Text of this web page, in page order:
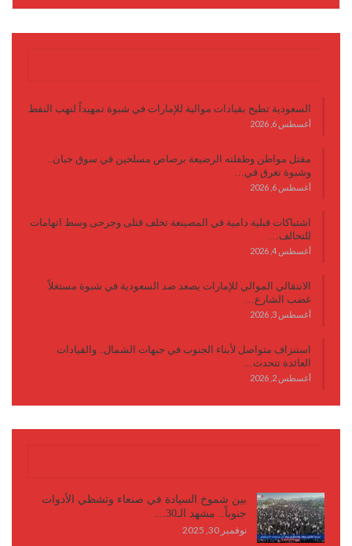
السعودية تطيح بقيادات موالية للإمارات في شبوة تمهيداً لنهب النفط
أغسطس 6, 2026
مقتل مواطن وطفلته الرضيعة برصاص مسلحين في سوق حبان..
وشبوة تغرق في…
أغسطس 6, 2026
اشتباكات قبلية دامية في المصينعة تخلف قتلى وجرحى وسط اتهامات
للتحالف…
أغسطس 4, 2026
الانتقالي الموالي للإمارات يصعد ضد السعودية في شبوة مستغلاً
غضب الشارع…
أغسطس 3, 2026
استنزاف متواصل لأبناء الجنوب في جبهات الشمال.. والقيادات
العائدة تتحدث…
أغسطس 2, 2026
بين شموخ السيادة في صنعاء وتشظي الأدوات
جنوباً.. مشهد الـ30…
نوفمبر 30, 2025